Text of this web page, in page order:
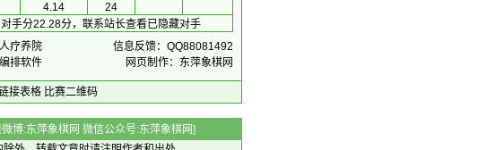
4.14
24
手分22.28分，联系站长查看已隐藏对手
疗养院
信息反馈：QQ88081492
排软件 网页制作：东萍象棋网
接表格 比赛二维码
博:东萍象棋网 微信公众号:东萍象棋网]